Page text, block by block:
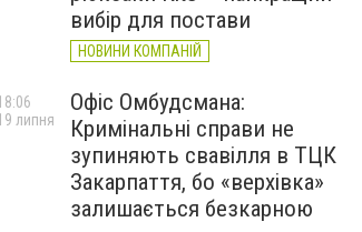
вибір для постави
НОВИНИ КОМПАНІЙ
Офіс Омбудсмана:
Кримінальні справи не
зупиняють свавілля в ТЦК
Закарпаття, бо «верхівка»
залишається безкарною
липня